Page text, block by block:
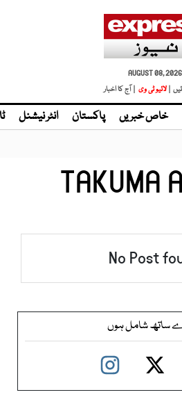
AUGUST 08, 2026
| لائیو ٹی وی | آج کا اخبار
خاص خبریں پاکستان انٹر نیشنل
TAKUMA
No Post
ساتھ شامل ہوں